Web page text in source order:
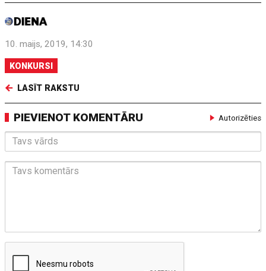
10. maijs, 2019, 14:30
KONKURSI
LASĪT RAKSTU
Autorizēties
PIEVIENOT KOMENTĀRU